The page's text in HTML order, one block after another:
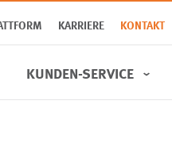
KARRIERE KONTAKT
KUNDEN-SERVICE